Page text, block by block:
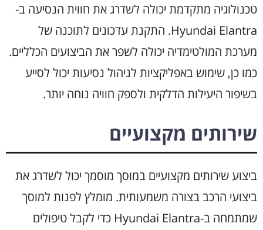
טכנולוגיה מתקדמת יכולה לשדרג את חווית הנסיעה ב-
Hyundai Elantra. התקנת עדכונים לתוכנה של
מערכת המולטימדיה יכולה לשפר את הביצועים הכלליים.
כמו כן, שימוש באפליקציות לניהול נסיעות יכול לסייע
בשיפור היעילות הדלקית ולספק חוויה נוחה יותר.
שירותים מקצועיים
ביצוע שירותים מקצועיים במוסך מוסמך יכול לשדרג את
ביצועי הרכב בצורה משמעותית. מומלץ לפנות למוסך
שמתמחה ב-Hyundai Elantra כדי לקבל טיפולים